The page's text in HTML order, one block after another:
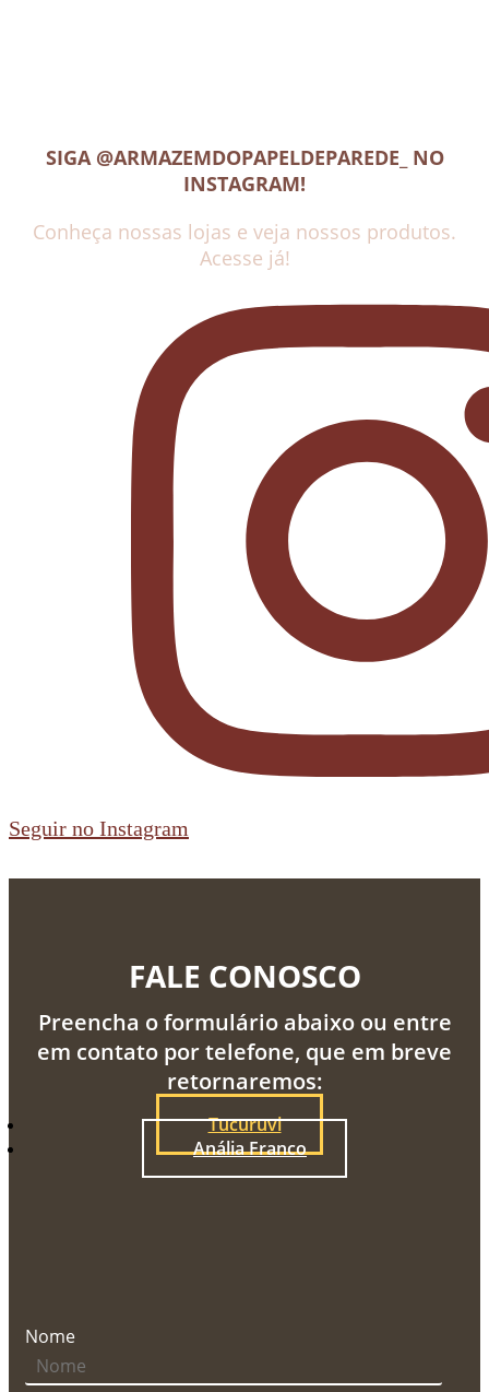
SIGA @ARMAZEMDOPAPELDEPAREDE_ NO
INSTAGRAM!
Conheça nossas lojas e veja nossos produtos.
Acesse já!
Seguir no Instagram
FALE CONOSCO
Preencha o formulário abaixo ou entre
em contato por telefone, que em breve
retornaremos:
Tucuruvi
Anália Franco
Nome